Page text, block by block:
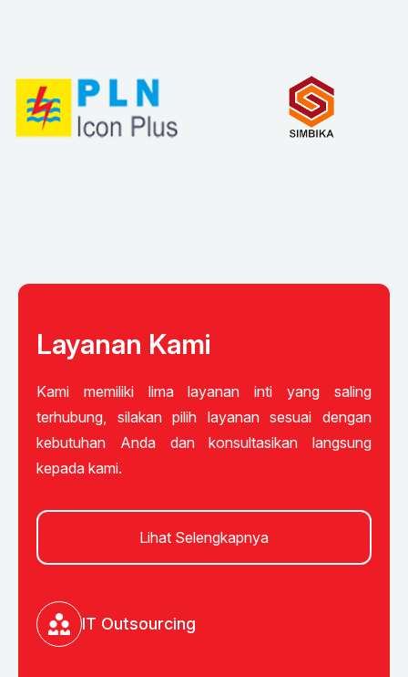
Layanan Kami
Kami memiliki lima layanan inti yang saling
terhubung, silakan pilih layanan sesuai dengan
kebutuhan Anda dan konsultasikan langsung
kepada kami.
Lihat Selengkapnya
IT Outsourcing